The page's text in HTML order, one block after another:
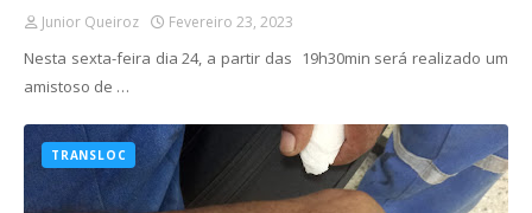
Junior Queiroz Fevereiro 23, 2023
Nesta sexta-feira dia 24, a partir das 19h30min será realizado um
amistoso de …
TRANSLOC